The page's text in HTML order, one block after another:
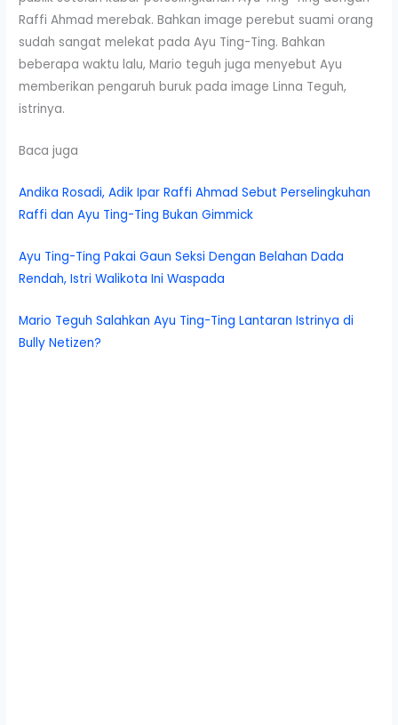
Raffi Ahmad merebak. Bahkan image perebut suami orang
sudah sangat melekat pada Ayu Ting-Ting. Bahkan
beberapa waktu lalu, Mario teguh juga menyebut Ayu
memberikan pengaruh buruk pada image Linna Teguh,
istrinya.
Baca juga
Andika Rosadi, Adik Ipar Raffi Ahmad Sebut Perselingkuhan
Raffi dan Ayu Ting-Ting Bukan Gimmick
Ayu Ting-Ting Pakai Gaun Seksi Dengan Belahan Dada
Rendah, Istri Walikota Ini Waspada
Mario Teguh Salahkan Ayu Ting-Ting Lantaran Istrinya di
Bully Netizen?